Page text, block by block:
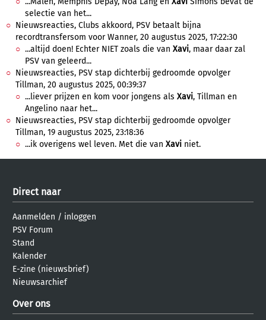
selectie van het...
Nieuwsreacties, Clubs akkoord, PSV betaalt bijna
recordtransfersom voor Wanner, 20 augustus 2025, 17:22:30
...altijd doen! Echter NIET zoals die van Xavi, maar daar zal
PSV van geleerd...
Nieuwsreacties, PSV stap dichterbij gedroomde opvolger
Tillman, 20 augustus 2025, 00:39:37
...liever prijzen en kom voor jongens als Xavi, Tillman en
Angelino naar het...
Nieuwsreacties, PSV stap dichterbij gedroomde opvolger
Tillman, 19 augustus 2025, 23:18:36
...ik overigens wel leven. Met die van Xavi niet.
Direct naar
Aanmelden / inloggen
PSV Forum
Stand
Kalender
E-zine (nieuwsbrief)
Nieuwsarchief
Over ons